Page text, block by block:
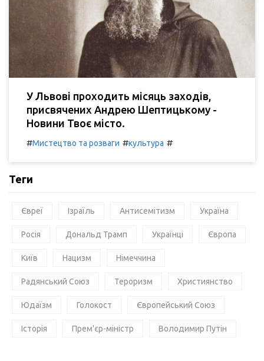
У Львові проходить місяць заходів,
присвячених Андрею Шептицькому -
Новини Твоє місто.
#Мистецтво та розваги #культура #
Теги
Євреї Ізраїль Антисемітизм Україна
Росія Дональд Трамп Українці Європа
Київ Нацизм Німеччина
Радянський Союз Тероризм Християнство
Юдаїзм Голокост Європейський Союз
Історія Прем'єр-міністр Володимир Путін